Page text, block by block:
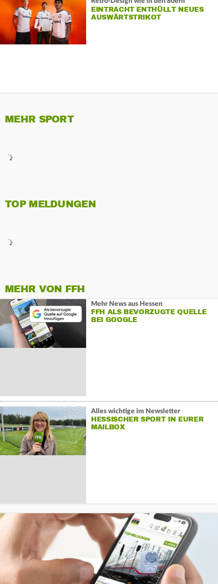
EINTRACHT ENTHÜLLT NEUES
AUSWÄRTSTRIKOT
MEHR SPORT
TOP MELDUNGEN
MEHR VON FFH
Mehr News aus Hessen
FFH ALS BEVORZUGTE QUELLE
BEI GOOGLE
Alles wichtige im Newsletter
HESSISCHER SPORT IN EURER
MAILBOX